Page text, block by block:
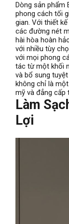
Dòng sản phẩm
phong cách tối
gian. Với thiết
các đường nét
hài hòa hoàn
với nhiều tùy
với mọi phong
tác từ một khối
và bổ sung
không chỉ là
mỹ và đẳng cấp
Làm
Lợi